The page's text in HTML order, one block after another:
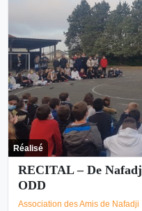
Réalisé
RECITAL – De
ODD
Association des Amis de Nafadji